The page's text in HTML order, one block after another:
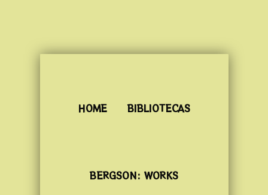
HOME BIBLIOTECAS
BERGSON: WORKS